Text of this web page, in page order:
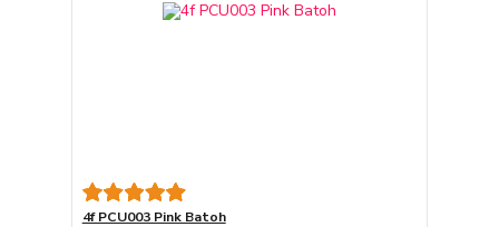
4f PCU003 Pink Batoh